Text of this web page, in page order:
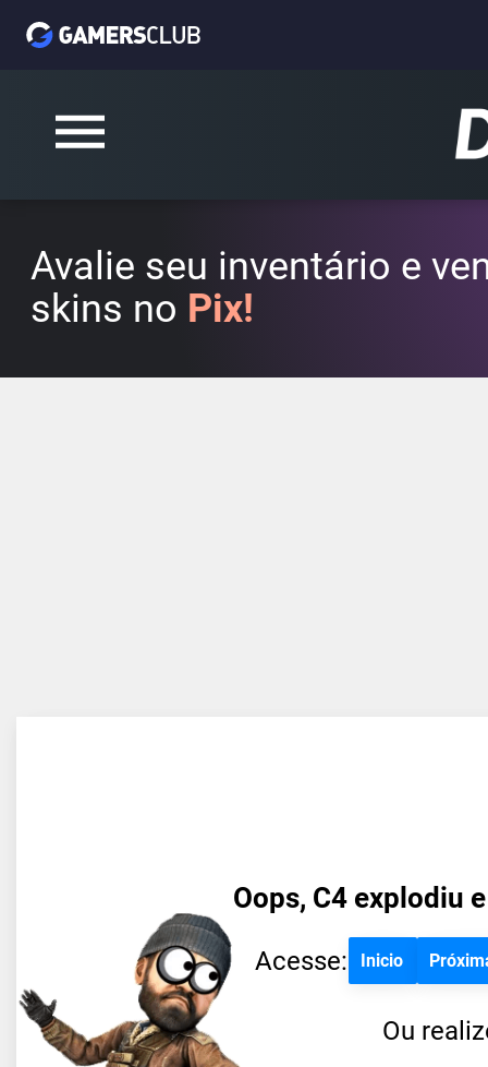
Avalie seu inventário e
skins no Pix!
Oops, C4 explodiu
Acesse: Inicio
Ou